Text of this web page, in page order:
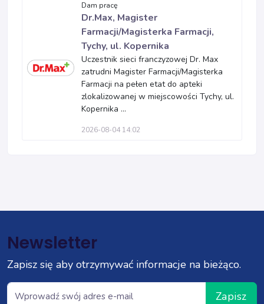
Dam pracę
Dr.Max, Magister
Farmacji/Magisterka Farmacji,
Tychy, ul. Kopernika
Uczestnik sieci franczyzowej Dr. Max
zatrudni Magister Farmacji/Magisterka
Farmacji na pełen etat do apteki
zlokalizowanej w miejscowości Tychy, ul.
Kopernika ...
2026-08-04 14:02
Newsletter
Zapisz się aby otrzymywać informacje na bieżąco.
Zapisz